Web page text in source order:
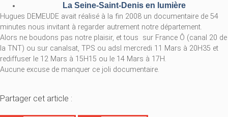
La Seine-Saint-Denis en lumière
Hugues DEMEUDE avait réalisé à la fin 2008 un documentaire de 54
minutes nous invitant à regarder autrement notre département.
Alors ne boudons pas notre plaisir, et tous sur France Ô (canal 20 de
la TNT) ou sur canalsat, TPS ou adsl mercredi 11 Mars à 20H35 et
rediffuser le 12 Mars à 15H15 ou le 14 Mars à 17H.
Aucune excuse de manquer ce joli documentaire.
Partager cet article :